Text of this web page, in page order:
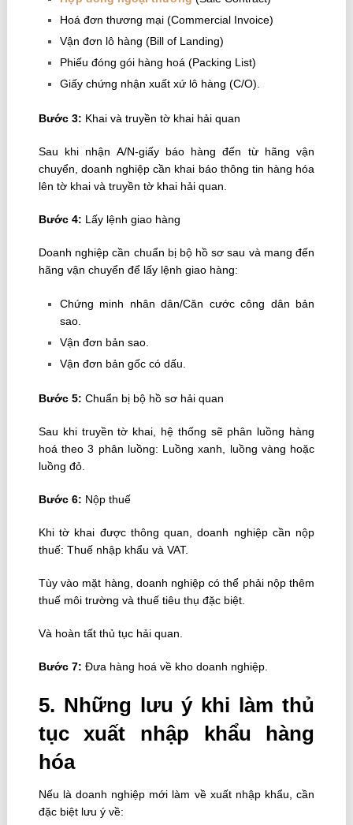
Hoá đơn thương mại (Commercial Invoice)
Vận đơn lô hàng (Bill of Landing)
Phiếu đóng gói hàng hoá (Packing List)
Giấy chứng nhận xuất xứ lô hàng (C/O).
Bước 3: Khai và truyền tờ khai hải quan
Sau khi nhận A/N-giấy báo hàng đến từ hãng vận
chuyển, doanh nghiệp cần khai báo thông tin hàng hóa
lên tờ khai và truyền tờ khai hải quan.
Bước 4: Lấy lệnh giao hàng
Doanh nghiệp cần chuẩn bị bộ hồ sơ sau và mang đến
hãng vận chuyển để lấy lệnh giao hàng:
Chứng minh nhân dân/Căn cước công dân bản
sao.
Vận đơn bản sao.
Vận đơn bản gốc có dấu.
Bước 5: Chuẩn bị bộ hồ sơ hải quan
Sau khi truyền tờ khai, hệ thống sẽ phân luồng hàng
hoá theo 3 phân luồng: Luồng xanh, luồng vàng hoặc
luồng đỏ.
Bước 6: Nộp thuế
Khi tờ khai được thông quan, doanh nghiệp cần nộp
thuế: Thuế nhập khẩu và VAT.
Tùy vào mặt hàng, doanh nghiệp có thể phải nộp thêm
thuế môi trường và thuế tiêu thụ đặc biệt.
Và hoàn tất thủ tục hải quan.
Bước 7: Đưa hàng hoá về kho doanh nghiệp.
5. Những lưu ý khi làm thủ
tục xuất nhập khẩu hàng
hóa
Nếu là doanh nghiệp mới làm về xuất nhập khẩu, cần
đặc biệt lưu ý về: